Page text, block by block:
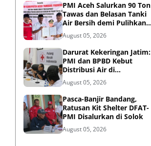
PMI Aceh Salurkan 90 Ton
Tawas dan Belasan Tanki
Air Bersih demi Pulihkan
Krisis Air Pasca-Banjir di
Aceh Tamiang
August 05, 2026
Darurat Kekeringan Jatim:
PMI dan BPBD Kebut
Distribusi Air di
Mojokerto-Pasuruan
August 05, 2026
Pasca-Banjir Bandang,
Ratusan Kit Shelter DFAT-
PMI Disalurkan di Solok
August 05, 2026